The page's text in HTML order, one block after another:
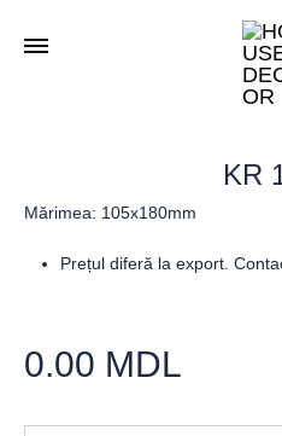
KR
Mărimea: 105x180mm
Prețul diferă la export.
0.00 MDL